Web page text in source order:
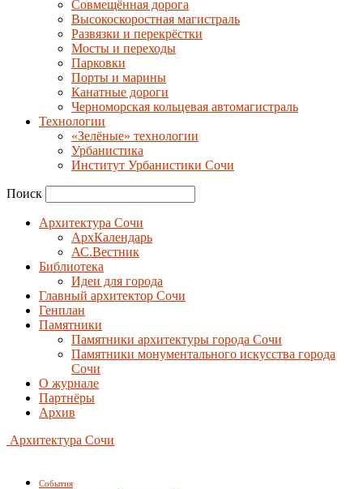
Совмещённая дорога
Высокоскоростная магистраль
Развязки и перекрёстки
Мосты и переходы
Парковки
Порты и марины
Канатные дороги
Черноморская кольцевая автомагистраль
Технологии
«Зелёные» технологии
Урбанистика
Институт Урбанистики Сочи
Поиск
Архитектура Сочи
АрхКалендарь
АС.Вестник
Библиотека
Идеи для города
Главный архитектор Сочи
Генплан
Памятники
Памятники архитектуры города Сочи
Памятники монументального искусства города
Сочи
О журнале
Партнёры
Архив
Архитектура Сочи
События